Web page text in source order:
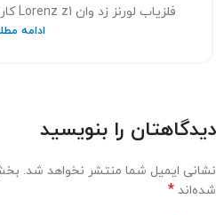
فلزیاب لورنز زد وان Lorenz z1 کار کرده فلزیاب لورنز زد وان ...
ادامه
دیدگاهتان را بنویسید
نشانی ایمیل شما منتشر نخواهد شد.
شده‌اند *